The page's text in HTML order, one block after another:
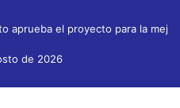
aprueba el proyecto para la
de 2026